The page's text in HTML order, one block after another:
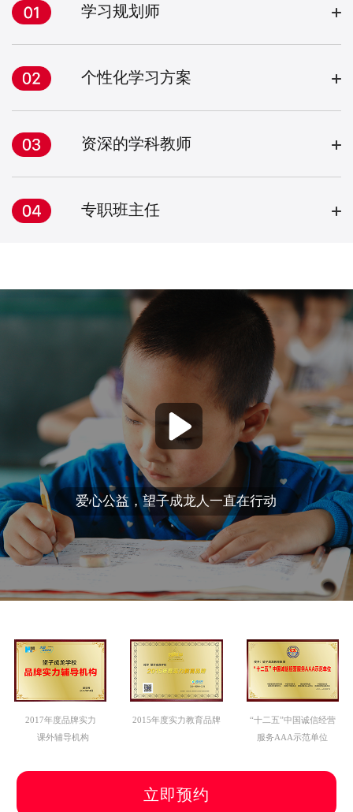
学习规划师
个性化学习方案
资深的学科教师
专职班主任
爱心公益，望子成龙人一直在行动
2017年度品牌实力
课外辅导机构
2015年度实力教育品牌
“十二五”中国诚信经营
服务AAA示范单位
立即预约